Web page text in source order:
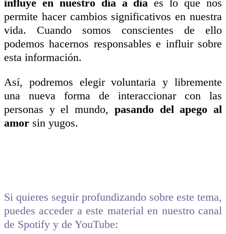
influye en nuestro día a día es lo que nos
permite hacer cambios significativos en nuestra
vida. Cuando somos conscientes de ello
podemos hacernos responsables e influir sobre
esta información.
Así, podremos elegir voluntaria y libremente
una nueva forma de interaccionar con las
personas y el mundo, pasando del apego al
amor sin yugos.
Si quieres seguir profundizando sobre este tema,
puedes acceder a este material en nuestro canal
de Spotify y de YouTube: